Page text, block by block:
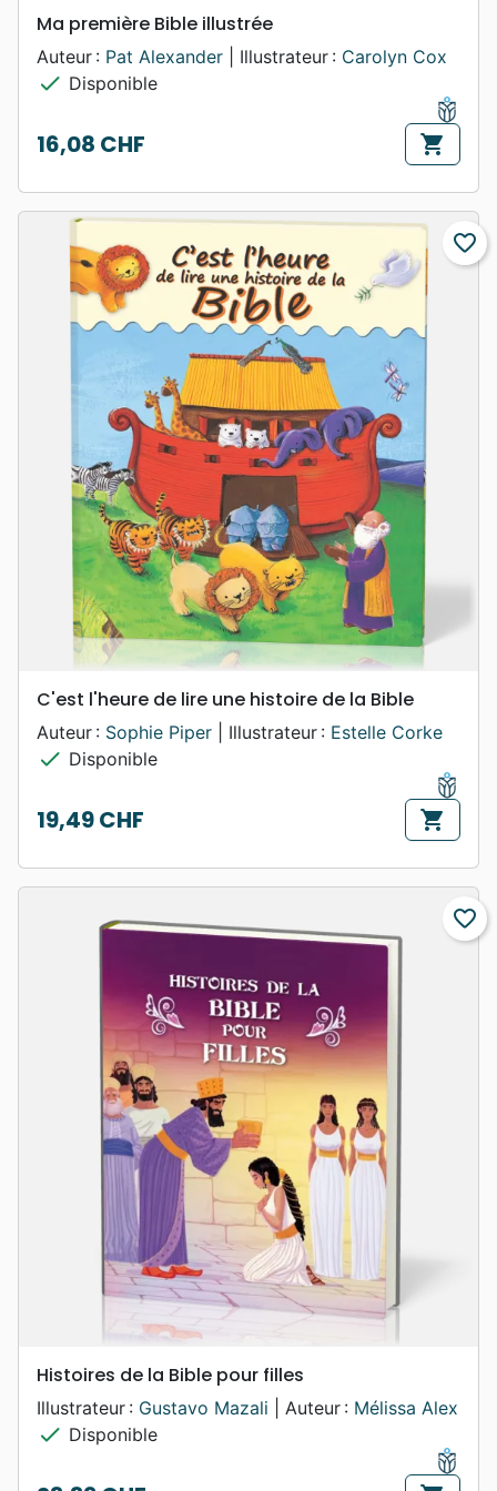
Ma première Bible illustrée
Auteur : Pat Alexander | Illustrateur : Carolyn Cox
check Disponible
Prix
16,08 CHF shopping_cart
favorite_border
C'est l'heure de lire une histoire de la Bible
Auteur : Sophie Piper | Illustrateur : Estelle Corke
check Disponible
Prix
19,49 CHF shopping_cart
favorite_border
Histoires de la Bible pour filles
Illustrateur : Gustavo Mazali | Auteur : Mélissa Alex
check Disponible